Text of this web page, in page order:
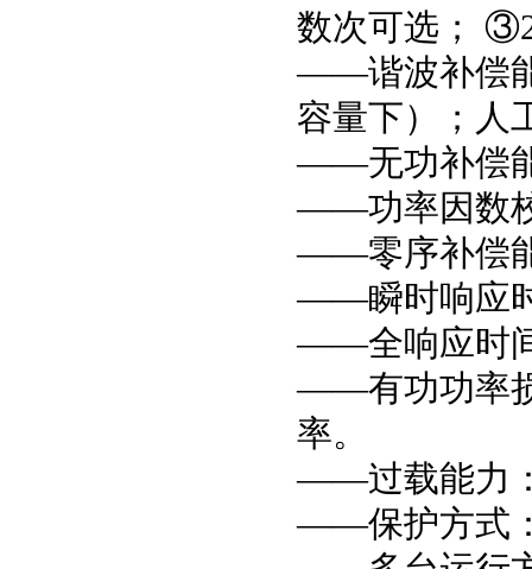
数次可选；
——谐波补偿
容量下）；人
——无功补偿
——功率因数
——零序补偿
——瞬时响应
——全响应时
——有功功率
率。
——过载能力
——保护方式